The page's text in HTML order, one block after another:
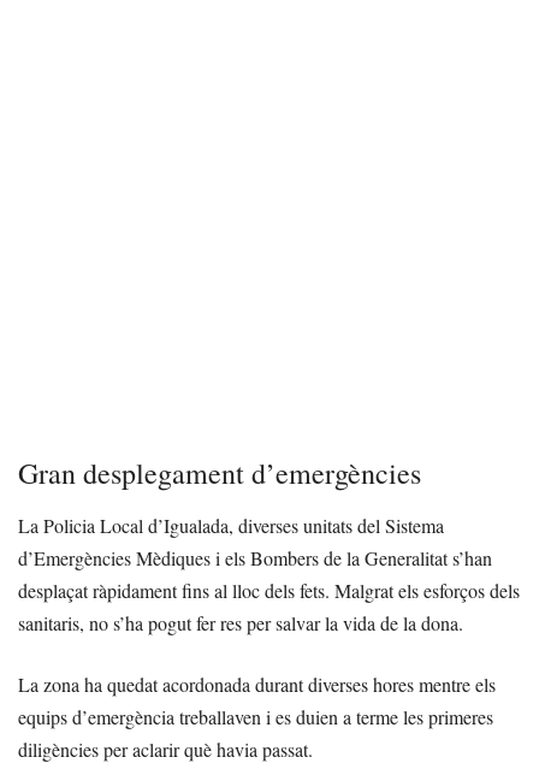
Gran desplegament d’emergències
La Policia Local d’Igualada, diverses unitats del Sistema
d’Emergències Mèdiques i els Bombers de la Generalitat s’han
desplaçat ràpidament fins al lloc dels fets. Malgrat els esforços dels
sanitaris, no s’ha pogut fer res per salvar la vida de la dona.
La zona ha quedat acordonada durant diverses hores mentre els
equips d’emergència treballaven i es duien a terme les primeres
diligències per aclarir què havia passat.